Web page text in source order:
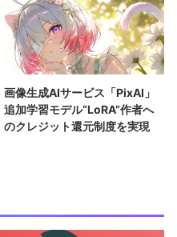
画像生成AIサービス「PixAI」
追加学習モデル“LoRA”作者へ
のクレジット還元制度を実現